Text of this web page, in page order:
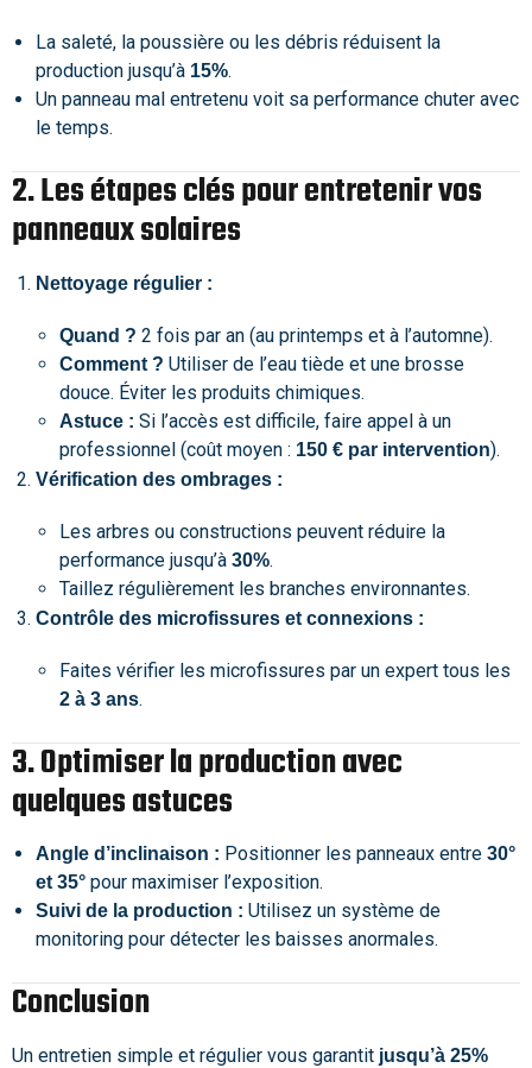
La saleté, la poussière ou les débris réduisent la
production jusqu’à 15%.
Un panneau mal entretenu voit sa performance chuter avec
le temps.
2. Les étapes clés pour entretenir vos
panneaux solaires
Nettoyage régulier :
Quand ? 2 fois par an (au printemps et à l’automne).
Comment ? Utiliser de l’eau tiède et une brosse
douce. Éviter les produits chimiques.
Astuce : Si l’accès est difficile, faire appel à un
professionnel (coût moyen : 150 € par intervention).
Vérification des ombrages :
Les arbres ou constructions peuvent réduire la
performance jusqu’à 30%.
Taillez régulièrement les branches environnantes.
Contrôle des microfissures et connexions :
Faites vérifier les microfissures par un expert tous les
2 à 3 ans.
3. Optimiser la production avec
quelques astuces
Angle d’inclinaison : Positionner les panneaux entre 30°
et 35° pour maximiser l’exposition.
Suivi de la production : Utilisez un système de
monitoring pour détecter les baisses anormales.
Conclusion
Un entretien simple et régulier vous garantit jusqu’à 25%